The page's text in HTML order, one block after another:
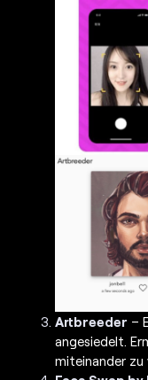
Artbreeder –
angesiedelt.
miteinander zu